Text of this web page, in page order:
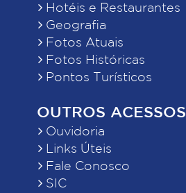
Hotéis e Restaurantes
Geografia
Fotos Atuais
Fotos Históricas
Pontos Turísticos
OUTROS ACESSOS
Ouvidoria
Links Úteis
Fale Conosco
SIC